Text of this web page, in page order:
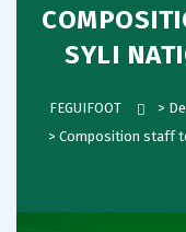
SYLI
FEGUIFOOT >
> Composition staff